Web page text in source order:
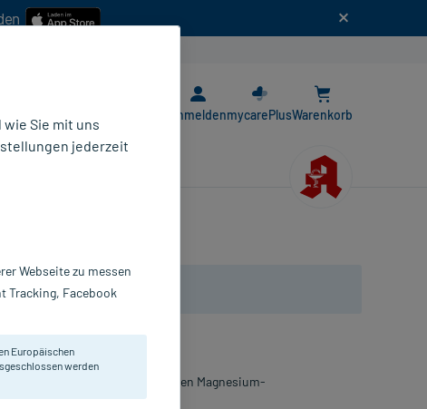
AnmeldenmycarePlusWarenkorb
von therapiebedürftigen Magnesium-
mit Citrusgeschmack.
Sie mit uns
jederzeit
Webseite zu messen
Tracking, Facebook
Europäischen
werden